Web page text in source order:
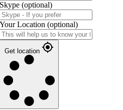
Skype (optional)
Your Location (optional)
Get location